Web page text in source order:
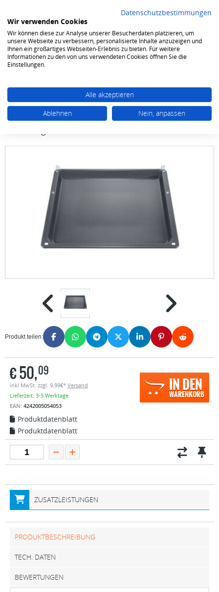
0
Kochen & Backen Zubehör Zubehör Kochen & Backen
HEZ541000 Backblech, emailliert für
Produkt teilen:
IN DEN
WARENKORB
€50,09
inkl MwSt. zzgl. 9,99€* Versand
Lieferzeit: 3-5 Werktage
EAN: 4242005054053
Produktdatenblatt
Produktdatenblatt
ZUSATZLEISTUNGEN
PRODUKTBESCHREIBUNG
TECH. DATEN
BEWERTUNGEN
Datenschutzbestimmungen
Wir verwenden Cookies
Wir können diese zur Analyse unserer Besucherdaten platzieren, um
unsere Webseite zu verbessern, personalisierte Inhalte anzuzeigen und
Ihnen ein großartiges Webseiten-Erlebnis zu bieten. Für weitere
Informationen zu den von uns verwendeten Cookies öffnen Sie die
Einstellungen.
Alle akzeptieren
Ablehnen
Nein, anpassen